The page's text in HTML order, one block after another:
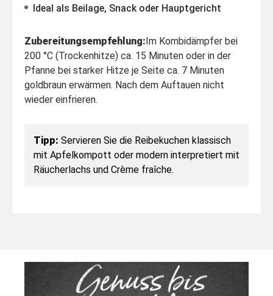
Ideal als Beilage, Snack oder Hauptgericht
Zubereitungsempfehlung:Im Kombidämpfer bei
200 °C (Trockenhitze) ca. 15 Minuten oder in der
Pfanne bei starker Hitze je Seite ca. 7 Minuten
goldbraun erwärmen. Nach dem Auftauen nicht
wieder einfrieren.
Tipp: Servieren Sie die Reibekuchen klassisch
mit Apfelkompott oder modern interpretiert mit
Räucherlachs und Crème fraîche.